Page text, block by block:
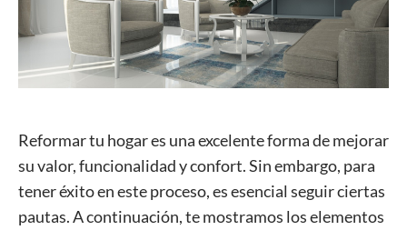
Reformar tu hogar es una excelente forma de mejorar
su valor, funcionalidad y confort. Sin embargo, para
tener éxito en este proceso, es esencial seguir ciertas
pautas. A continuación, te mostramos los elementos